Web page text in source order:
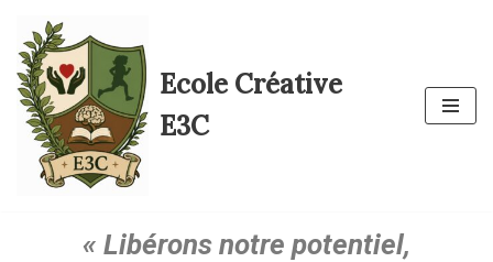
Aller
au
contenu
Ecole Créative
E3C
« Libérons notre potentiel,